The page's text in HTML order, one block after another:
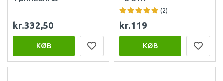
kr.332,50
KØB
(2)
kr.119
KØB